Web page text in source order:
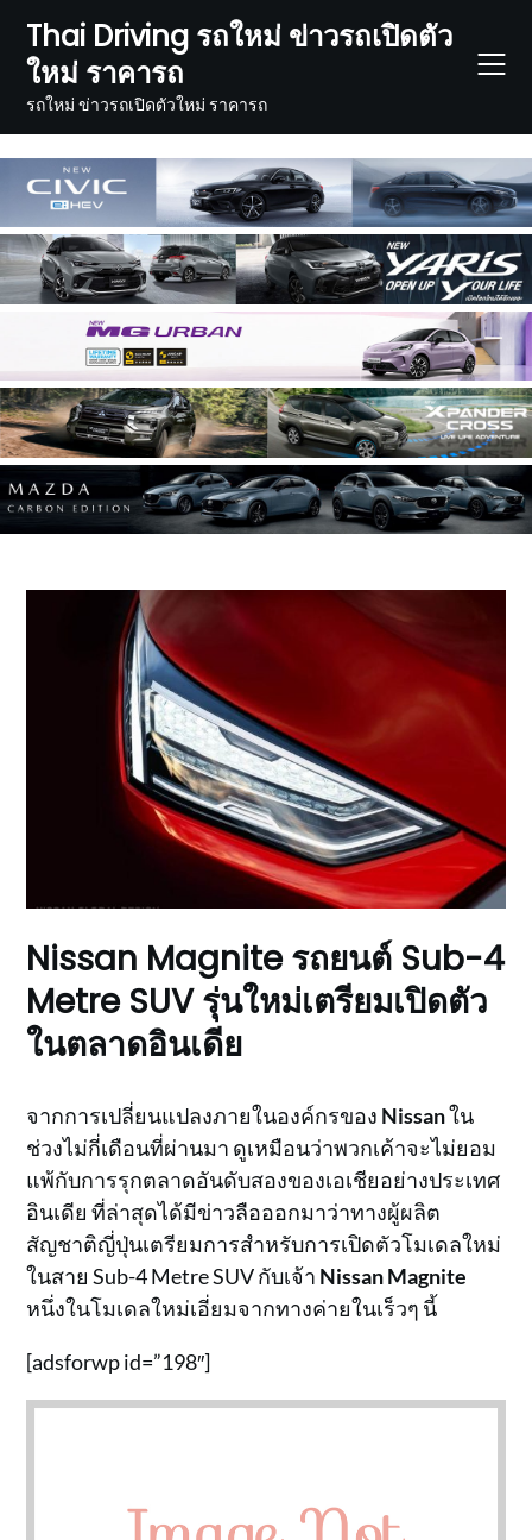
content
Thai Driving รถใหม่ ข่าวรถเปิดตัว
ใหม่ ราคารถ
รถใหม่ ข่าวรถเปิดตัวใหม่ ราคารถ
Nissan Magnite รถยนต์ Sub-4
Metre SUV รุ่นใหม่เตรียมเปิดตัว
ในตลาดอินเดีย
จากการเปลี่ยนแปลงภายในองค์กรของ Nissanใน
ช่วงไม่กี่เดือนที่ผ่านมา ดูเหมือนว่าพวกเค้าจะไม่ยอม
แพ้กับการรุกตลาดอันดับสองของเอเชียอย่างประเทศ
อินเดีย ที่ล่าสุดได้มีข่าวลือออกมาว่าทางผู้ผลิต
สัญชาติญี่ปุ่นเตรียมการสำหรับการเปิดตัวโมเดลใหม่
ในสาย Sub-4 Metre SUV กับเจ้า Nissan Magnite
หนึ่งในโมเดลใหม่เอี่ยมจากทางค่ายในเร็วๆ นี้
[adsforwp id=”198″]